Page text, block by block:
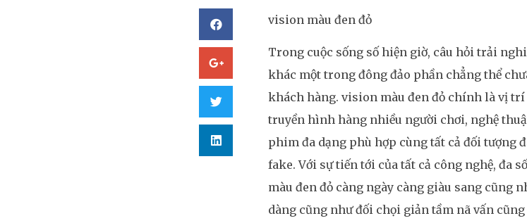
vision màu đen đỏ
Trong cuộc sống số hiện giờ, câu hỏi trải
khác một trong đông đảo phần chẳng thể
khách hàng. vision màu đen đỏ chính là vị
truyền hình hàng nhiều người chơi, nghệ
phim đa dạng phù hợp cùng tất cả đối tượng
fake. Với sự tiến tới của tất cả công nghệ, đa
màu đen đỏ càng ngày càng giàu sang cũng
dàng cũng như đối chọi giản tầm nã vấn